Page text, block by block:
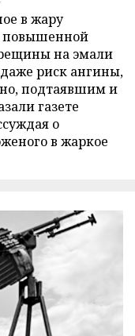
в жару
повышенной
на эмали
даже риск ангины,
подтаявшим и
газете
о
в жаркое